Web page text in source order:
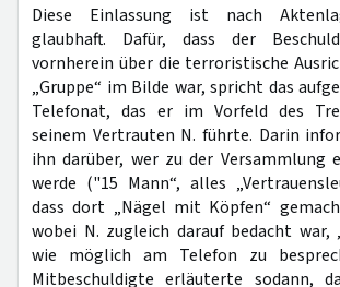
Diese Einlassung ist nach
glaubhaft. Dafür, dass der
vornherein über die terroristische
„Gruppe“ im Bilde war, spricht das
Telefonat, das er im Vorfeld des
seinem Vertrauten N. führte. Darin
ihn darüber, wer zu der Versammlung
werde ("15 Mann“, alles
dass dort „Nägel mit Köpfen“
wobei N. zugleich darauf bedacht war,
wie möglich am Telefon zu
Mitbeschuldigte erläuterte sodann,